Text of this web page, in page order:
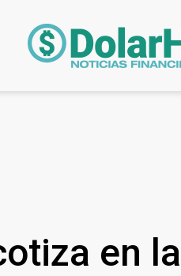
en